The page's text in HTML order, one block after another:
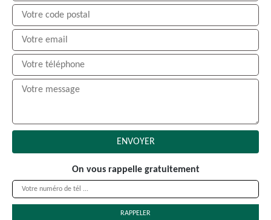
On vous rappelle gratuitement